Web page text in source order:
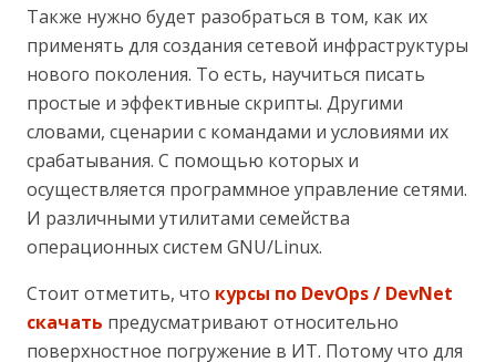
Также нужно будет разобраться в том, как их
применять для создания сетевой инфраструктуры
нового поколения. То есть, научиться писать
простые и эффективные скрипты. Другими
словами, сценарии с командами и условиями их
срабатывания. С помощью которых и
осуществляется программное управление сетями.
И различными утилитами семейства
операционных систем GNU/Linux.
Стоит отметить, что курсы по DevOps / DevNet
скачать предусматривают относительно
поверхностное погружение в ИТ. Потому что для